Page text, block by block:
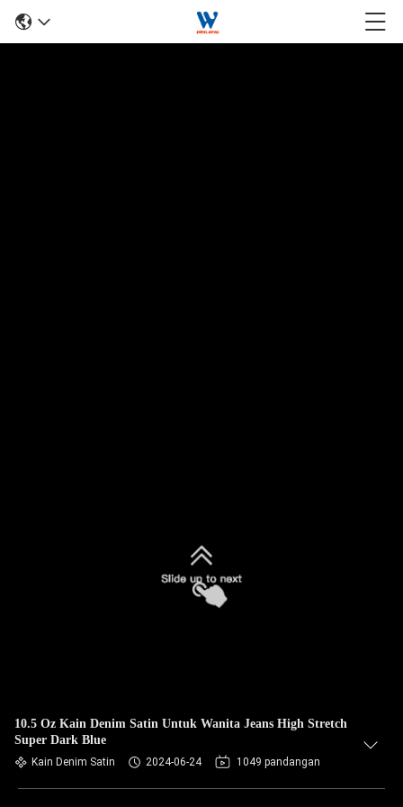
10.5 Oz Kain Denim Satin Untuk Wanita Jeans High Stretch
Super Dark Blue
Kain Denim Satin 2024-06-24 1049 pandangan